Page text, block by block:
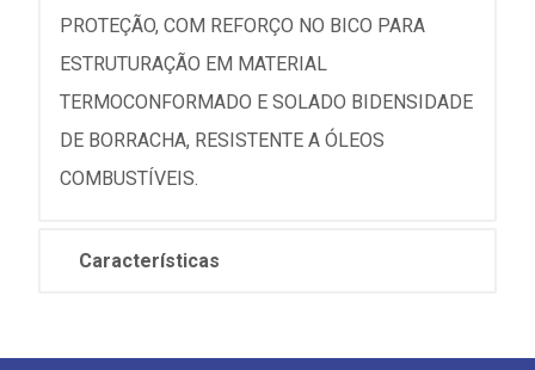
PROTEÇÃO, COM REFORÇO NO BICO PARA
ESTRUTURAÇÃO EM MATERIAL
TERMOCONFORMADO E SOLADO BIDENSIDADE
DE BORRACHA, RESISTENTE A ÓLEOS
COMBUSTÍVEIS.
Características